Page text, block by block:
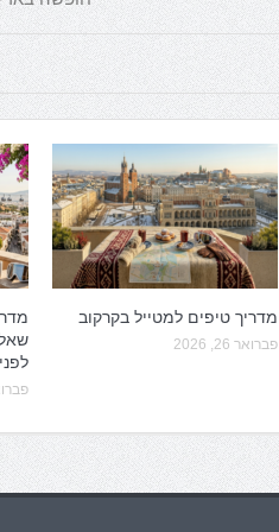
מדריך טיפים למטייל בקרקוב
פברואר 26, 2026
פברואר